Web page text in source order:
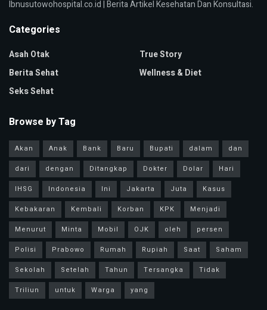
Ibnusutowohospital.co.id | Berita Artikel Kesehatan Dan Konsultasi.
Categories
Asah Otak
Berita Sehat
Seks Sehat
True Story
Wellness & Diet
Browse by Tag
Akan Anak Bank Baru Bupati dalam
dan
dari
dengan Ditangkap Dokter Dolar
Hari
IHSG
Indonesia Ini Jakarta Juta
Kasus
Kebakaran
Kembali Korban KPK
Menjadi
Menurut
Minta Mobil OJK oleh
persen
Polisi
Prabowo Rumah Rupiah Saat
Saham
Sekolah
Setelah Tahun Tersangka
Tidak
Triliun
untuk Warga yang